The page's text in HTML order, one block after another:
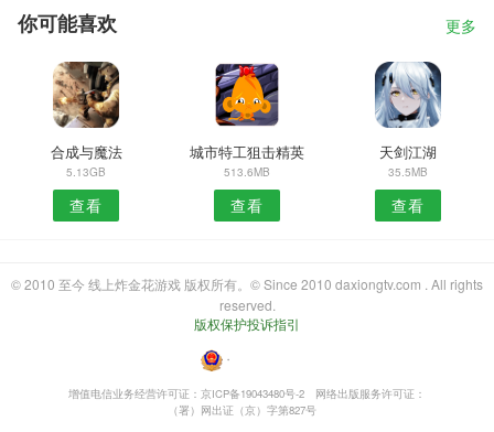
你可能喜欢 更多
合成与魔法
5.13GB
查看
城市特工狙击精英
513.6MB
查看
天剑江湖
35.5MB
查看
© 2010 至今 线上炸金花游戏 版权所有。© Since 2010 daxiongtv.com . All rights
reserved.
版权保护投诉指引
・
增值电信业务经营许可证：京ICP备19043480号-2
网络出版服务许可证：
（署）网出证（京）字第827号